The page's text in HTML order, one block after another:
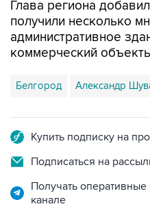
административное
коммерческий
Белгород Александр
Подписаться на
Получать